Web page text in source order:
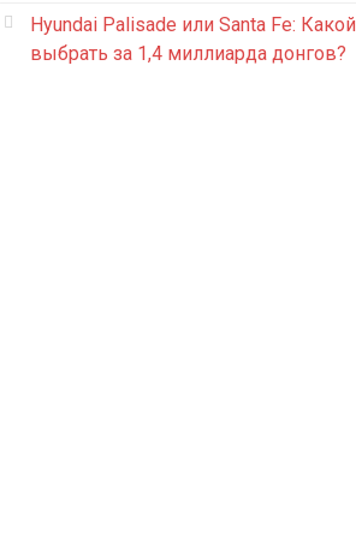
Hyundai Palisade или Santa Fe: Какой
выбрать за 1,4 миллиарда донгов?